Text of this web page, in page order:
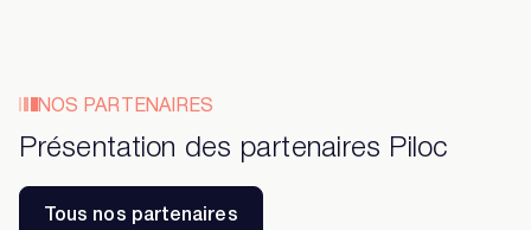
NOS PARTENAIRES
Présentation des partenaires Piloc
Tous nos partenaires